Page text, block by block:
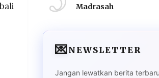
Madrasah
💌NEWSLETTER
Jangan lewatkan berita